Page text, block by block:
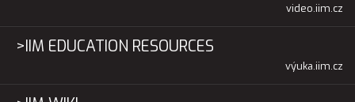
video.iim.cz
>IIM EDUCATION RESOURCES
výuka.iim.cz